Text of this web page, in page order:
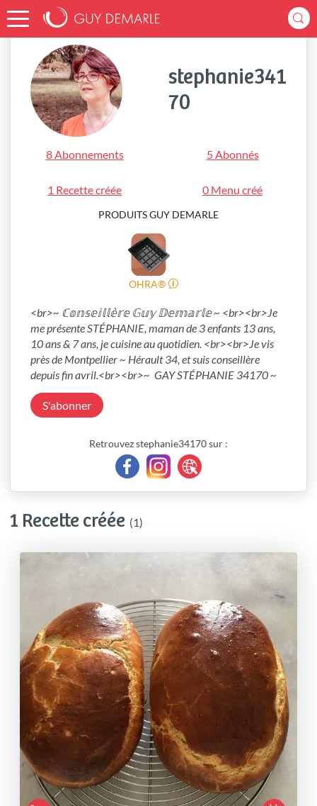
Accueil stephanie34170
stephanie341
70
8 Abonnements 5 Abonnés
1 Recette créée 0 Menu créé
PRODUITS GUY DEMARLE
OHRA®
<br>~ ℂ𝕠𝕟𝕤𝕖𝕚𝕝𝕝𝕖̀𝕣𝕖 𝔾𝕦𝕪 𝔻𝕖𝕞𝕒𝕣𝕝𝕖 ~ <br><br>Je
me présente STÉPHANIE, maman de 3 enfants 13 ans,
10 ans & 7 ans, je cuisine au quotidien. <br><br>Je vis
près de Montpellier ~ Hérault 34, et suis conseillère
depuis fin avril.<br><br>~  GAY STÉPHANIE 34170 ~
S'abonner
Retrouvez stephanie34170 sur :
1 Recette créée (1)